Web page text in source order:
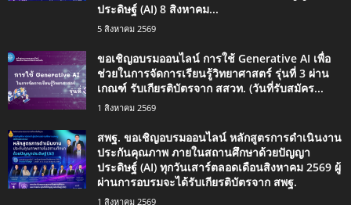
ประดิษฐ์ (AI) 8 สิงหาคม...
5 สิงหาคม 2569
ขอเชิญอบรมออนไลน์ การใช้ Generative AI เพื่อ
ช่วยในการจัดการเรียนรู้วิทยาศาสตร์ รุ่นที่ 3 ผ่าน
เกณฑ์ รับเกียรติบัตรจาก สสวท. (วันที่รับสมัคร...
1 สิงหาคม 2569
สพฐ. ขอเชิญอบรมออนไลน์ หลักสูตรการดำเนินงาน
ประกันคุณภาพ ภายในสถานศึกษาด้วยปัญญา
ประดิษฐ์ (AI) ทุกวันเสาร์ตลอดเดือนสิงหาคม 2569 ผู้
ผ่านการอบรมจะได้รับเกียรติบัตรจาก สพฐ.
1 สิงหาคม 2569